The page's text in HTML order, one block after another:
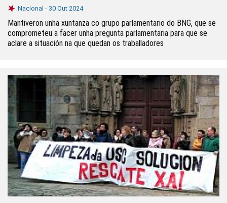
Nacional - 30 Out 2024
Mantiveron unha xuntanza co grupo parlamentario do BNG, que se
comprometeu a facer unha pregunta parlamentaria para que se
aclare a situación na que quedan os traballadores